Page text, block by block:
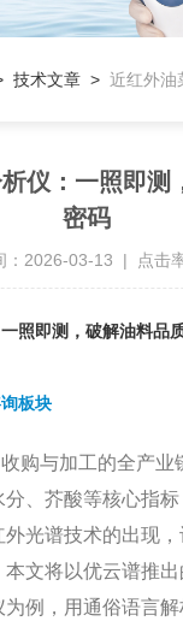
技术文章 >近红外油菜籽分
仪：一照即测
密码
：2026-03-13 | 点击
照即测，破解油料品
板块
购与加工的全产业
、芥酸等核心指
光谱技术的出现
文将以优云谱推
为例，用通俗语言